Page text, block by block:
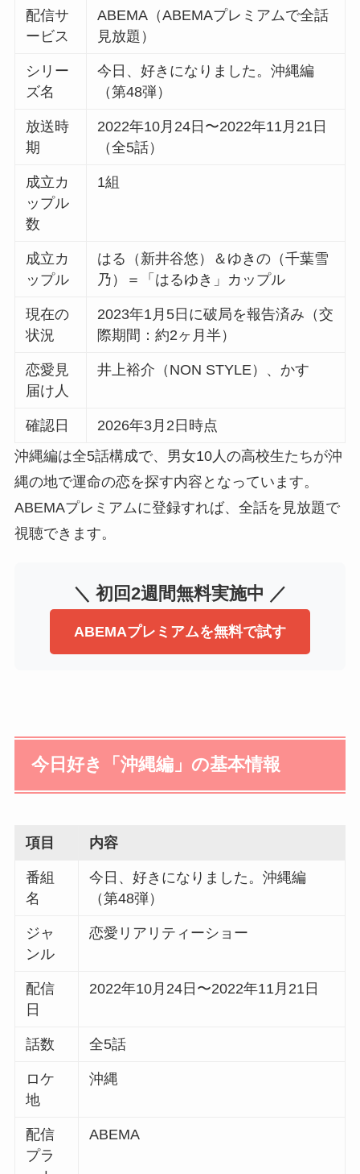
配信サ
ービス
ABEMA（ABEMAプレミアムで全話
見放題）
シリー
ズ名
今日、好きになりました。沖縄編
（第48弾）
放送時
期
2022年10月24日〜2022年11月21日
（全5話）
成立カ
ップル
数
1組
成立カ
ップル
はる（新井谷悠）＆ゆきの（千葉雪
乃）＝「はるゆき」カップル
現在の
状況
2023年1月5日に破局を報告済み（交
際期間：約2ヶ月半）
恋愛見
届け人
井上裕介（NON STYLE）、かす
確認日
2026年3月2日時点
沖縄編は全5話構成で、男女10人の高校生たちが沖
縄の地で運命の恋を探す内容となっています。
ABEMAプレミアムに登録すれば、全話を見放題で
視聴できます。
＼ 初回2週間無料実施中 ／
ABEMAプレミアムを無料で試す
今日好き「沖縄編」の基本情報
項目 内容
番組
名
今日、好きになりました。沖縄編
（第48弾）
ジャ
ンル
恋愛リアリティーショー
配信
日
2022年10月24日〜2022年11月21日
話数 全5話
ロケ
地
沖縄
配信
プラ
ABEMA